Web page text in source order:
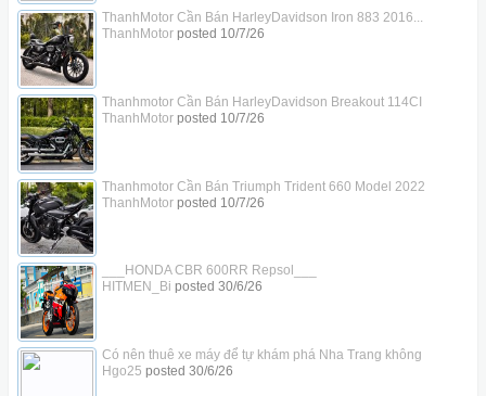
ThanhMotor Cần Bán HarleyDavidson Iron 883 2016...
ThanhMotorposted 10/7/26
Thanhmotor Cần Bán HarleyDavidson Breakout 114CI
ThanhMotorposted 10/7/26
Thanhmotor Cần Bán Triumph Trident 660 Model 2022
ThanhMotorposted 10/7/26
___HONDA CBR 600RR Repsol___
HITMEN_Bi posted 30/6/26
Có nên thuê xe máy để tự khám phá Nha Trang không
Hgo25 posted 30/6/26